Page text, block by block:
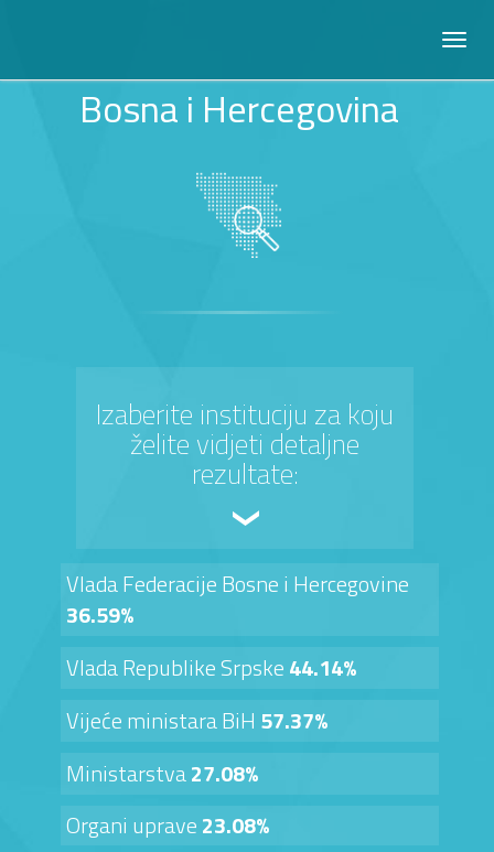
Bosna i Hercegovina
Izaberite instituciju za koju
želite vidjeti detaljne
rezultate:
Vlada Federacije Bosne i Hercegovine
36.59%
Vlada Republike Srpske44.14%
Vijeće ministara BiH 57.37%
Ministarstva27.08%
Organi uprave23.08%